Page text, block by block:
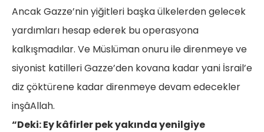
Ancak Gazze’nin yiğitleri başka ülkelerden gelecek
yardımları hesap ederek bu operasyona
kalkışmadılar. Ve Müslüman onuru ile direnmeye ve
siyonist katilleri Gazze’den kovana kadar yani İsrail’e
diz çöktürene kadar direnmeye devam edecekler
inşâAllah.
“Deki: Ey kâfirler pek yakında yenilgiye